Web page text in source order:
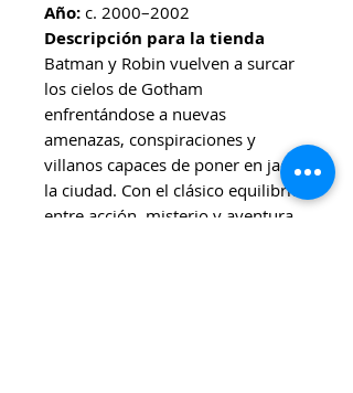
Año: c. 2000–2002
Descripción para la tienda
Batman y Robin vuelven a surcar
los cielos de Gotham
enfrentándose a nuevas
amenazas, conspiraciones y
villanos capaces de poner en jaque
la ciudad. Con el clásico equilibrio
entre acción, misterio y aventura